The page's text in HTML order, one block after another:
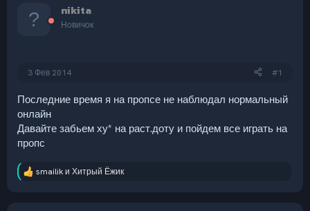
т
н
ч
а
nikita
Новичок
3 Фев 2014 #1
Последние время я на пропсе не наблюдал нормальный
онлайн
Давайте забьем ху* на раст.доту и пойдем все играть на
пропс
Р
smailikи Хитрый Ёжик